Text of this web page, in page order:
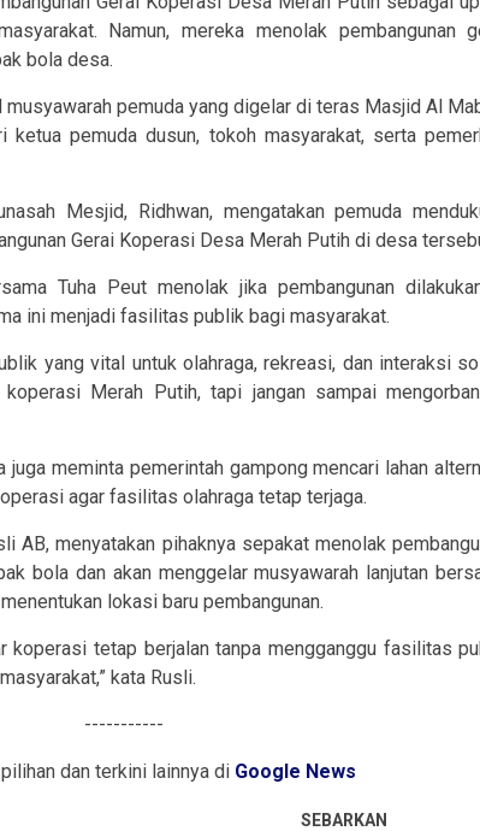
Namun, mereka menolak pembangunan
bola desa.
pemuda yang digelar di teras Masjid Al
pemuda dusun, tokoh masyarakat, serta
Mesjid, Ridhwan, mengatakan pemuda
Gerai Koperasi Desa Merah Putih di desa
Tuha Peut menolak jika pembangunan
ini menjadi fasilitas publik bagi masyarakat.
yang vital untuk olahraga, rekreasi, dan interaksi
koperasi Merah Putih, tapi jangan sampai
juga meminta pemerintah gampong mencari lahan
agar fasilitas olahraga tetap terjaga.
AB, menyatakan pihaknya sepakat menolak
bola dan akan menggelar musyawarah lanjutan
lokasi baru pembangunan.
koperasi tetap berjalan tanpa mengganggu fasilitas
kata Rusli.
-----------
dan terkini lainnya di Google News
SEBARKAN